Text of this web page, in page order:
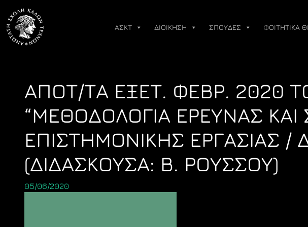
content
ΑΣΚΤ ΔΙΟΙΚΗΣΗ ΣΠΟΥΔΕΣ ΦΟΙΤΗΤΙΚΑ
ΑΠΟΤ/ΤΑ ΕΞΕΤ. ΦΕΒΡ. 2020
“ΜΕΘΟΔΟΛΟΓΙΑ ΕΡΕΥΝΑΣ ΚΑΙ
ΕΠΙΣΤΗΜΟΝΙΚΗΣ ΕΡΓΑΣΙΑΣ /
(ΔΙΔΑΣΚΟΥΣΑ: Β. ΡΟΥΣΣΟΥ)
05/06/2020